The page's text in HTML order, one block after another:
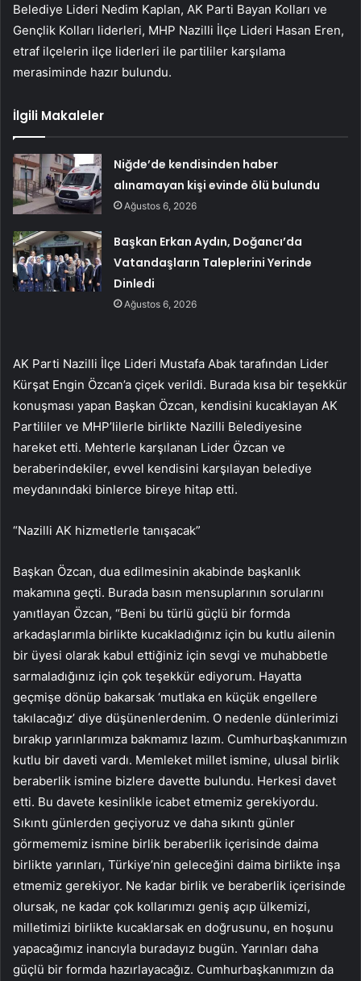
Belediye Lideri Nedim Kaplan, AK Parti Bayan Kolları ve
Gençlik Kolları liderleri, MHP Nazilli İlçe Lideri Hasan Eren,
etraf ilçelerin ilçe liderleri ile partililer karşılama
merasiminde hazır bulundu.
İlgili Makaleler
Niğde’de kendisinden haber
alınamayan kişi evinde ölü bulundu
Ağustos 6, 2026
Başkan Erkan Aydın, Doğancı’da
Vatandaşların Taleplerini Yerinde
Dinledi
Ağustos 6, 2026
AK Parti Nazilli İlçe Lideri Mustafa Abak tarafından Lider
Kürşat Engin Özcan’a çiçek verildi. Burada kısa bir teşekkür
konuşması yapan Başkan Özcan, kendisini kucaklayan AK
Partililer ve MHP’lilerle birlikte Nazilli Belediyesine
hareket etti. Mehterle karşılanan Lider Özcan ve
beraberindekiler, evvel kendisini karşılayan belediye
meydanındaki binlerce bireye hitap etti.
“Nazilli AK hizmetlerle tanışacak”
Başkan Özcan, dua edilmesinin akabinde başkanlık
makamına geçti. Burada basın mensuplarının sorularını
yanıtlayan Özcan, “Beni bu türlü güçlü bir formda
arkadaşlarımla birlikte kucakladığınız için bu kutlu ailenin
bir üyesi olarak kabul ettiğiniz için sevgi ve muhabbetle
sarmaladığınız için çok teşekkür ediyorum. Hayatta
geçmişe dönüp bakarsak ‘mutlaka en küçük engellere
takılacağız’ diye düşünenlerdenim. O nedenle dünlerimizi
bırakıp yarınlarımıza bakmamız lazım. Cumhurbaşkanımızın
kutlu bir daveti vardı. Memleket millet ismine, ulusal birlik
beraberlik ismine bizlere davette bulundu. Herkesi davet
etti. Bu davete kesinlikle icabet etmemiz gerekiyordu.
Sıkıntı günlerden geçiyoruz ve daha sıkıntı günler
görmememiz ismine birlik beraberlik içerisinde daima
birlikte yarınları, Türkiye’nin geleceğini daima birlikte inşa
etmemiz gerekiyor. Ne kadar birlik ve beraberlik içerisinde
olursak, ne kadar çok kollarımızı geniş açıp ülkemizi,
milletimizi birlikte kucaklarsak en doğrusunu, en hoşunu
yapacağımız inancıyla buradayız bugün. Yarınları daha
güçlü bir formda hazırlayacağız. Cumhurbaşkanımızın da